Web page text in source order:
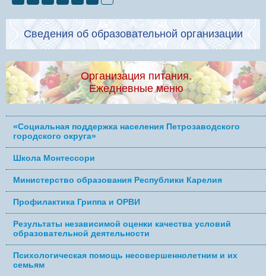
Сведения об образовательной организации
Организация питания.
Ежедневные меню
«Социальная поддержка населения Петрозаводского
городского округа»
Школа Монтессори
Министерство образования Республики Карелия
Профилактика Гриппа и ОРВИ
Результаты независимой оценки качества условий
образовательной деятельности
Психологическая помощь несовершеннолетним и их
семьям